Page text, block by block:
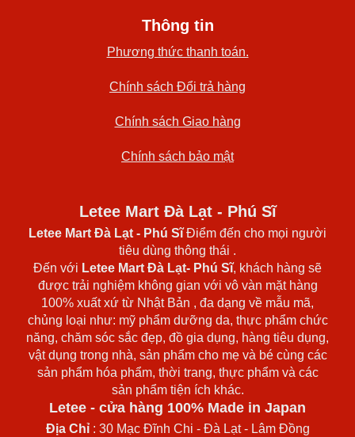
Thông tin
Phương thức thanh toán.
Chính sách Đổi trả hàng
Chính sách Giao hàng
Chính sách bảo mật
Letee Mart Đà Lạt - Phú Sĩ
Letee Mart Đà Lạt - Phú SĩĐiểm đến cho mọi người
tiêu dùng thông thái .
Đến với Letee Mart Đà Lạt- Phú Sĩ, khách hàng sẽ
được trải nghiệm không gian với vô vàn mặt hàng
100% xuất xứ từ Nhật Bản , đa dạng về mẫu mã,
chủng loại như: mỹ phẩm dưỡng da, thực phẩm chức
năng, chăm sóc sắc đẹp, đồ gia dụng, hàng tiêu dụng,
vật dụng trong nhà, sản phẩm cho mẹ và bé cùng các
sản phẩm hóa phẩm, thời trang, thực phẩm và các
sản phẩm tiện ích khác.
Letee - cửa hàng 100% Made in Japan
Địa Chỉ: 30 Mạc Đĩnh Chi - Đà Lạt - Lâm Đồng